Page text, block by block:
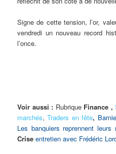
Signe de cette tension, l’or,
vendredi un nouveau record
l’once.
Voir aussi : RubriqueFinance ,
marchés,Traders en fête,
Les banquiers reprennent leurs
Criseentretien avec Frédéric